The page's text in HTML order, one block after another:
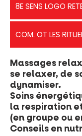
Massages
se relaxer, de
dynamiser.
Soins
la respiration
(en groupe ou
Conseils en
8E SENS LOGO
sens
logo
retenu
COM. OT LES
OT
Les
rituels